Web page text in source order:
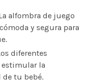
alfombra de juego
y segura para
diferentes
estimular la
tu bebé.